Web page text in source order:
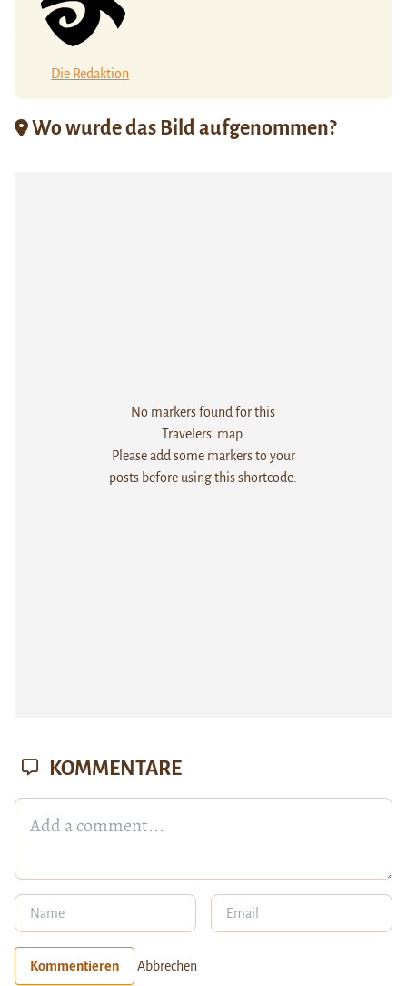
Die Redaktion
Wo wurde das Bild aufgenommen?
No markers found for this
Travelers' map.
Please add some markers to your
posts before using this shortcode.
KOMMENTARE
Kommentieren Abbrechen